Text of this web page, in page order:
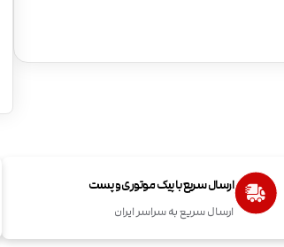
ارسال سریع با پیک موتوری و پست
ارسال سریع به سراسر ایران